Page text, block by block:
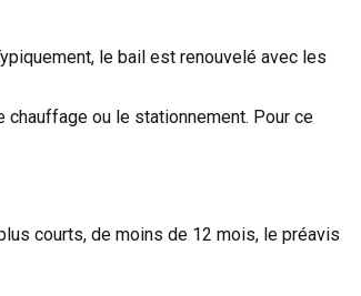
le bail est renouvelé avec les
ou le stationnement. Pour ce
courts, de moins de 12 mois, le préavis